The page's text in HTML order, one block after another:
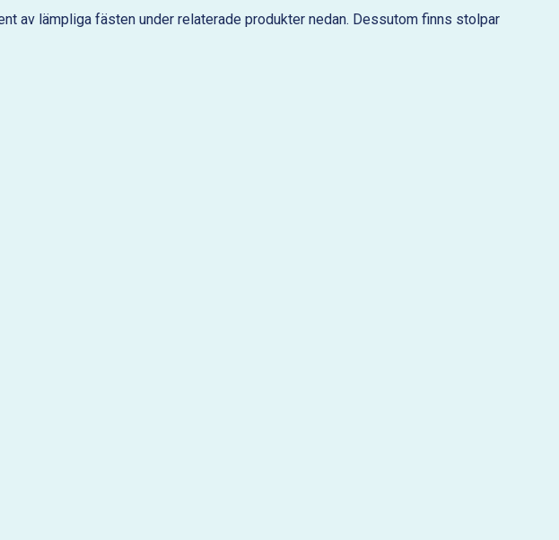
av lämpliga fästen under relaterade produkter nedan. Dessutom finns stolpar